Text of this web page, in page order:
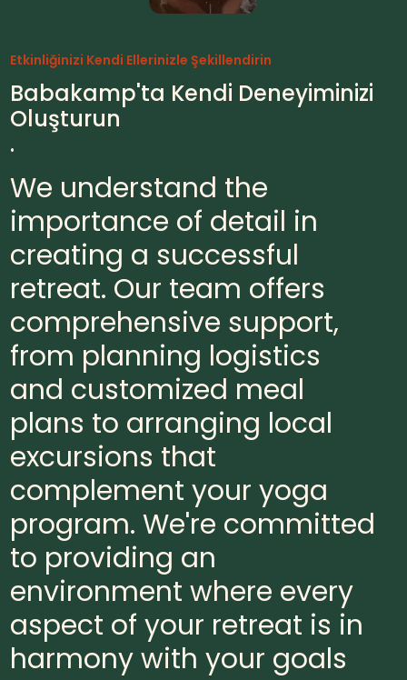
Etkinliğinizi Kendi Ellerinizle Şekillendirin
Babakamp'ta Kendi Deneyiminizi
Oluşturun
.
We understand the
importance of detail in
creating a successful
retreat. Our team offers
comprehensive support,
from planning logistics
and customized meal
plans to arranging local
excursions that
complement your yoga
program. We're committed
to providing an
environment where every
aspect of your retreat is in
harmony with your goals